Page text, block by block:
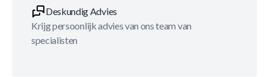
Deskundig Advies
Krijg persoonlijk advies van ons team van
specialisten